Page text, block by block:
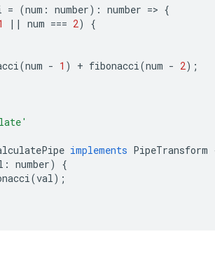
= (num : number) : number => {
|| num === 2)
{
(num - 1 ) + fibonacci (num - 2);
implements PipeTransform
: number)
{
(val );